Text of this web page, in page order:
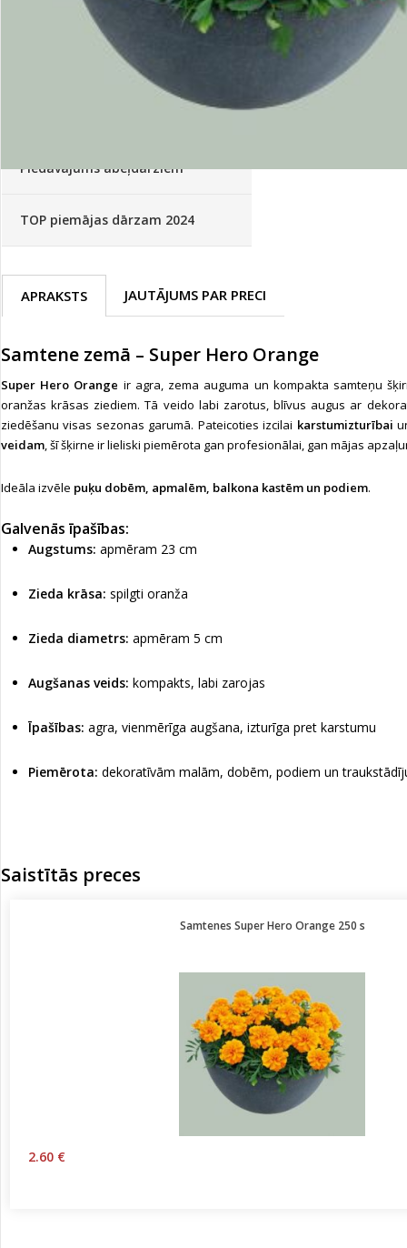
Palīglīdzekļi augu audzēšanai (72)
Novatec - izcils mēslošanai arī
Piedāvājums ābeļdārziem
TOP piemājas dārzam 2024
APRAKSTS JAUTĀJUMS PAR PRECI
Samtene zemā – Super Hero Orange
Super Hero Orange ir agra, zema auguma un kompakta samteņu
oranžas krāsas ziediem. Tā veido labi zarotus, blīvus augus ar
ziedēšanu visas sezonas garumā. Pateicoties izcilai karstumizturībai
veidam, šī šķirne ir lieliski piemērota gan profesionālai, gan mājas
Ideāla izvēle puķu dobēm, apmalēm, balkona kastēm un podiem.
Galvenās īpašības:
Augstums: apmēram 23 cm
Zieda krāsa: spilgti oranža
Zieda diametrs: apmēram 5 cm
Augšanas veids: kompakts, labi zarojas
Īpašības: agra, vienmērīga augšana, izturīga pret karstumu
Piemērota: dekoratīvām malām, dobēm, podiem un
Saistītās preces
Samtenes Super Hero Orange 250 s
2.60 €